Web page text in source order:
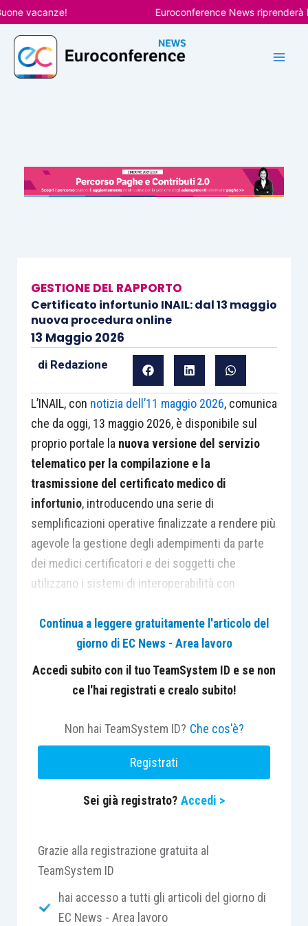
Vai
al
contenuto
vacanze! Euroconference News riprenderà le
GESTIONE DEL RAPPORTO
Certificato infortunio INAIL: dal 13 maggio
nuova procedura online
13 Maggio 2026
di Redazione
L’INAIL, con notizia dell’11 maggio 2026, comunica
che da oggi, 13 maggio 2026, è disponibile sul
proprio portale la nuova versione del servizio
telematico per la compilazione e la
trasmissione del certificato medico di
infortunio, introducendo una serie di
semplificazioni operative finalizzate a rendere più
agevole la gestione degli adempimenti da parte
dei medici certificatori e dei soggetti che
utilizzano i sistemi di interoperabilità con
In particolare, la revisione della procedura
comporta una significativa riduzione dei campi
obbligatori, con l’obiettivo di semplificare
trasmissione dei certificati medici di infortunio.
Contestualmente, vengono eliminati alcuni campi
ritenuti non essenziali, mentre le tipologie e le
rendere più lineare l’intera procedura operativa.
Tra le principali novità evidenziate dall’Istituto
assume rilievo l’introduzione dell’
infortunato.
Continua a leggere gratuitamente l'articolo del
giorno di EC News - Area lavoro
Accedi subito con il tuo TeamSystem ID e se non
ce l'hai registrati e crealo subito!
Non hai TeamSystem ID? Che cos'è?
Registrati
Sei già registrato? Accedi >
Grazie alla registrazione gratuita al
TeamSystem ID
hai accesso a tutti gli articoli del giorno di
EC News - Area lavoro